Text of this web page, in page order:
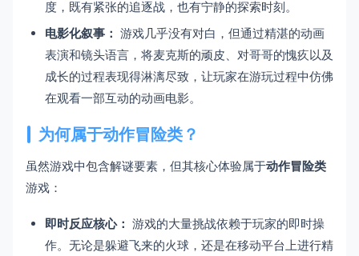
度，既有紧张的追逐战，也有宁静的探索时刻。
电影化叙事： 游戏几乎没有对白，但通过精湛的动画
表演和镜头语言，将麦克斯的顽皮、对哥哥的愧疚以及
成长的过程表现得淋漓尽致，让玩家在游玩过程中仿佛
在观看一部互动的动画电影。
为何属于动作冒险类？
虽然游戏中包含解谜要素，但其核心体验属于动作冒险类
游戏：
即时反应核心： 游戏的大量挑战依赖于玩家的即时操
作。无论是躲避飞来的火球，还是在移动平台上进行精